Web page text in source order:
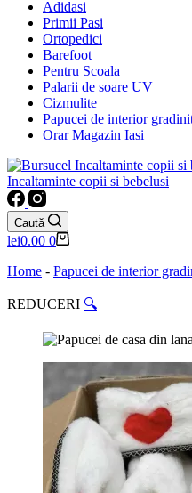
Adidasi
Primii Pasi
Ortopedici
Barefoot
Pentru Scoala
Palarii de soare UV
Cizmulite
Papucei de interior
Orar Magazin Iasi
Incaltaminte copii si bebelusi
Caută
Coș
cumpărături
lei0.00 0
Home - Papucei de interior
REDUCERI 🔍